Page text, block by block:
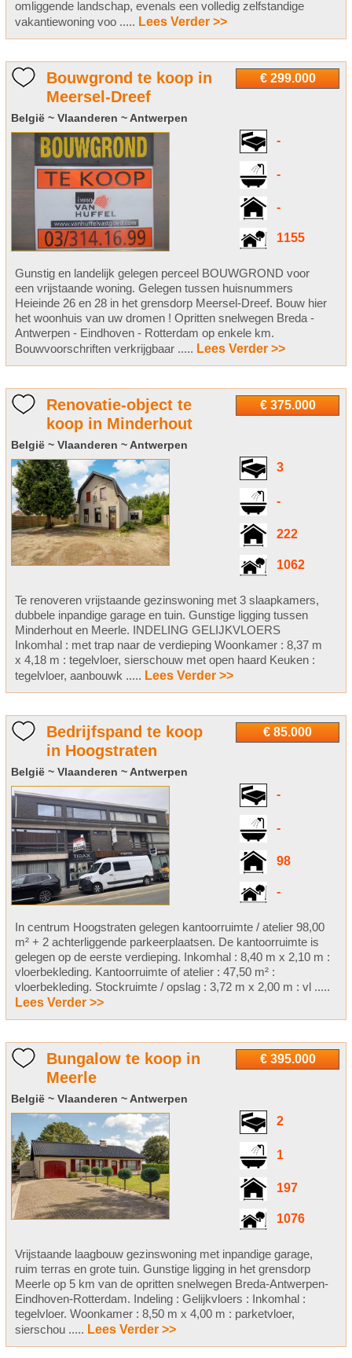
omliggende landschap, evenals een volledig zelfstandige
vakantiewoning voo ..... Lees Verder >>
€ 299.000
Bouwgrond te koop in
Meersel-Dreef
België ~ Vlaanderen ~ Antwerpen
-
-
-
1155
Gunstig en landelijk gelegen perceel BOUWGROND voor
een vrijstaande woning. Gelegen tussen huisnummers
Heieinde 26 en 28 in het grensdorp Meersel-Dreef. Bouw hier
het woonhuis van uw dromen ! Opritten snelwegen Breda -
Antwerpen - Eindhoven - Rotterdam op enkele km.
Bouwvoorschriften verkrijgbaar ..... Lees Verder >>
€ 375.000
Renovatie-object te
koop in Minderhout
België ~ Vlaanderen ~ Antwerpen
3
-
222
1062
Te renoveren vrijstaande gezinswoning met 3 slaapkamers,
dubbele inpandige garage en tuin. Gunstige ligging tussen
Minderhout en Meerle. INDELING GELIJKVLOERS
Inkomhal : met trap naar de verdieping Woonkamer : 8,37 m
x 4,18 m : tegelvloer, sierschouw met open haard Keuken :
tegelvloer, aanbouwk ..... Lees Verder >>
€ 85.000
Bedrijfspand te koop
in Hoogstraten
België ~ Vlaanderen ~ Antwerpen
-
-
98
-
In centrum Hoogstraten gelegen kantoorruimte / atelier 98,00
m² + 2 achterliggende parkeerplaatsen. De kantoorruimte is
gelegen op de eerste verdieping. Inkomhal : 8,40 m x 2,10 m :
vloerbekleding. Kantoorruimte of atelier : 47,50 m² :
vloerbekleding. Stockruimte / opslag : 3,72 m x 2,00 m : vl .....
Lees Verder >>
€ 395.000
Bungalow te koop in
Meerle
België ~ Vlaanderen ~ Antwerpen
2
1
197
1076
Vrijstaande laagbouw gezinswoning met inpandige garage,
ruim terras en grote tuin. Gunstige ligging in het grensdorp
Meerle op 5 km van de opritten snelwegen Breda-Antwerpen-
Eindhoven-Rotterdam. Indeling : Gelijkvloers : Inkomhal :
tegelvloer. Woonkamer : 8,50 m x 4,00 m : parketvloer,
sierschou ..... Lees Verder >>